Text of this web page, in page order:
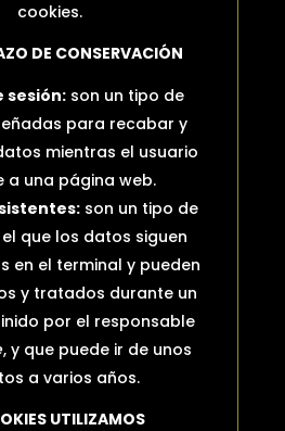
cookies.
DE CONSERVACIÓN
sesión: son un tipo de
para recabar y
mientras el usuario
a una página web.
son un tipo de
que los datos siguen
en el terminal y pueden
y tratados durante un
por el responsable
, y que puede ir de unos
a varios años.
UTILIZAMOS